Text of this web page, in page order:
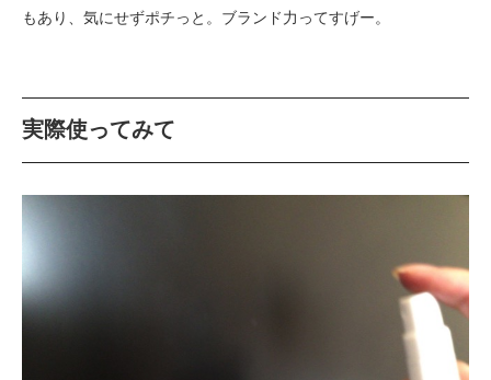
もあり、気にせずポチっと。ブランド力ってすげー。
実際使ってみて